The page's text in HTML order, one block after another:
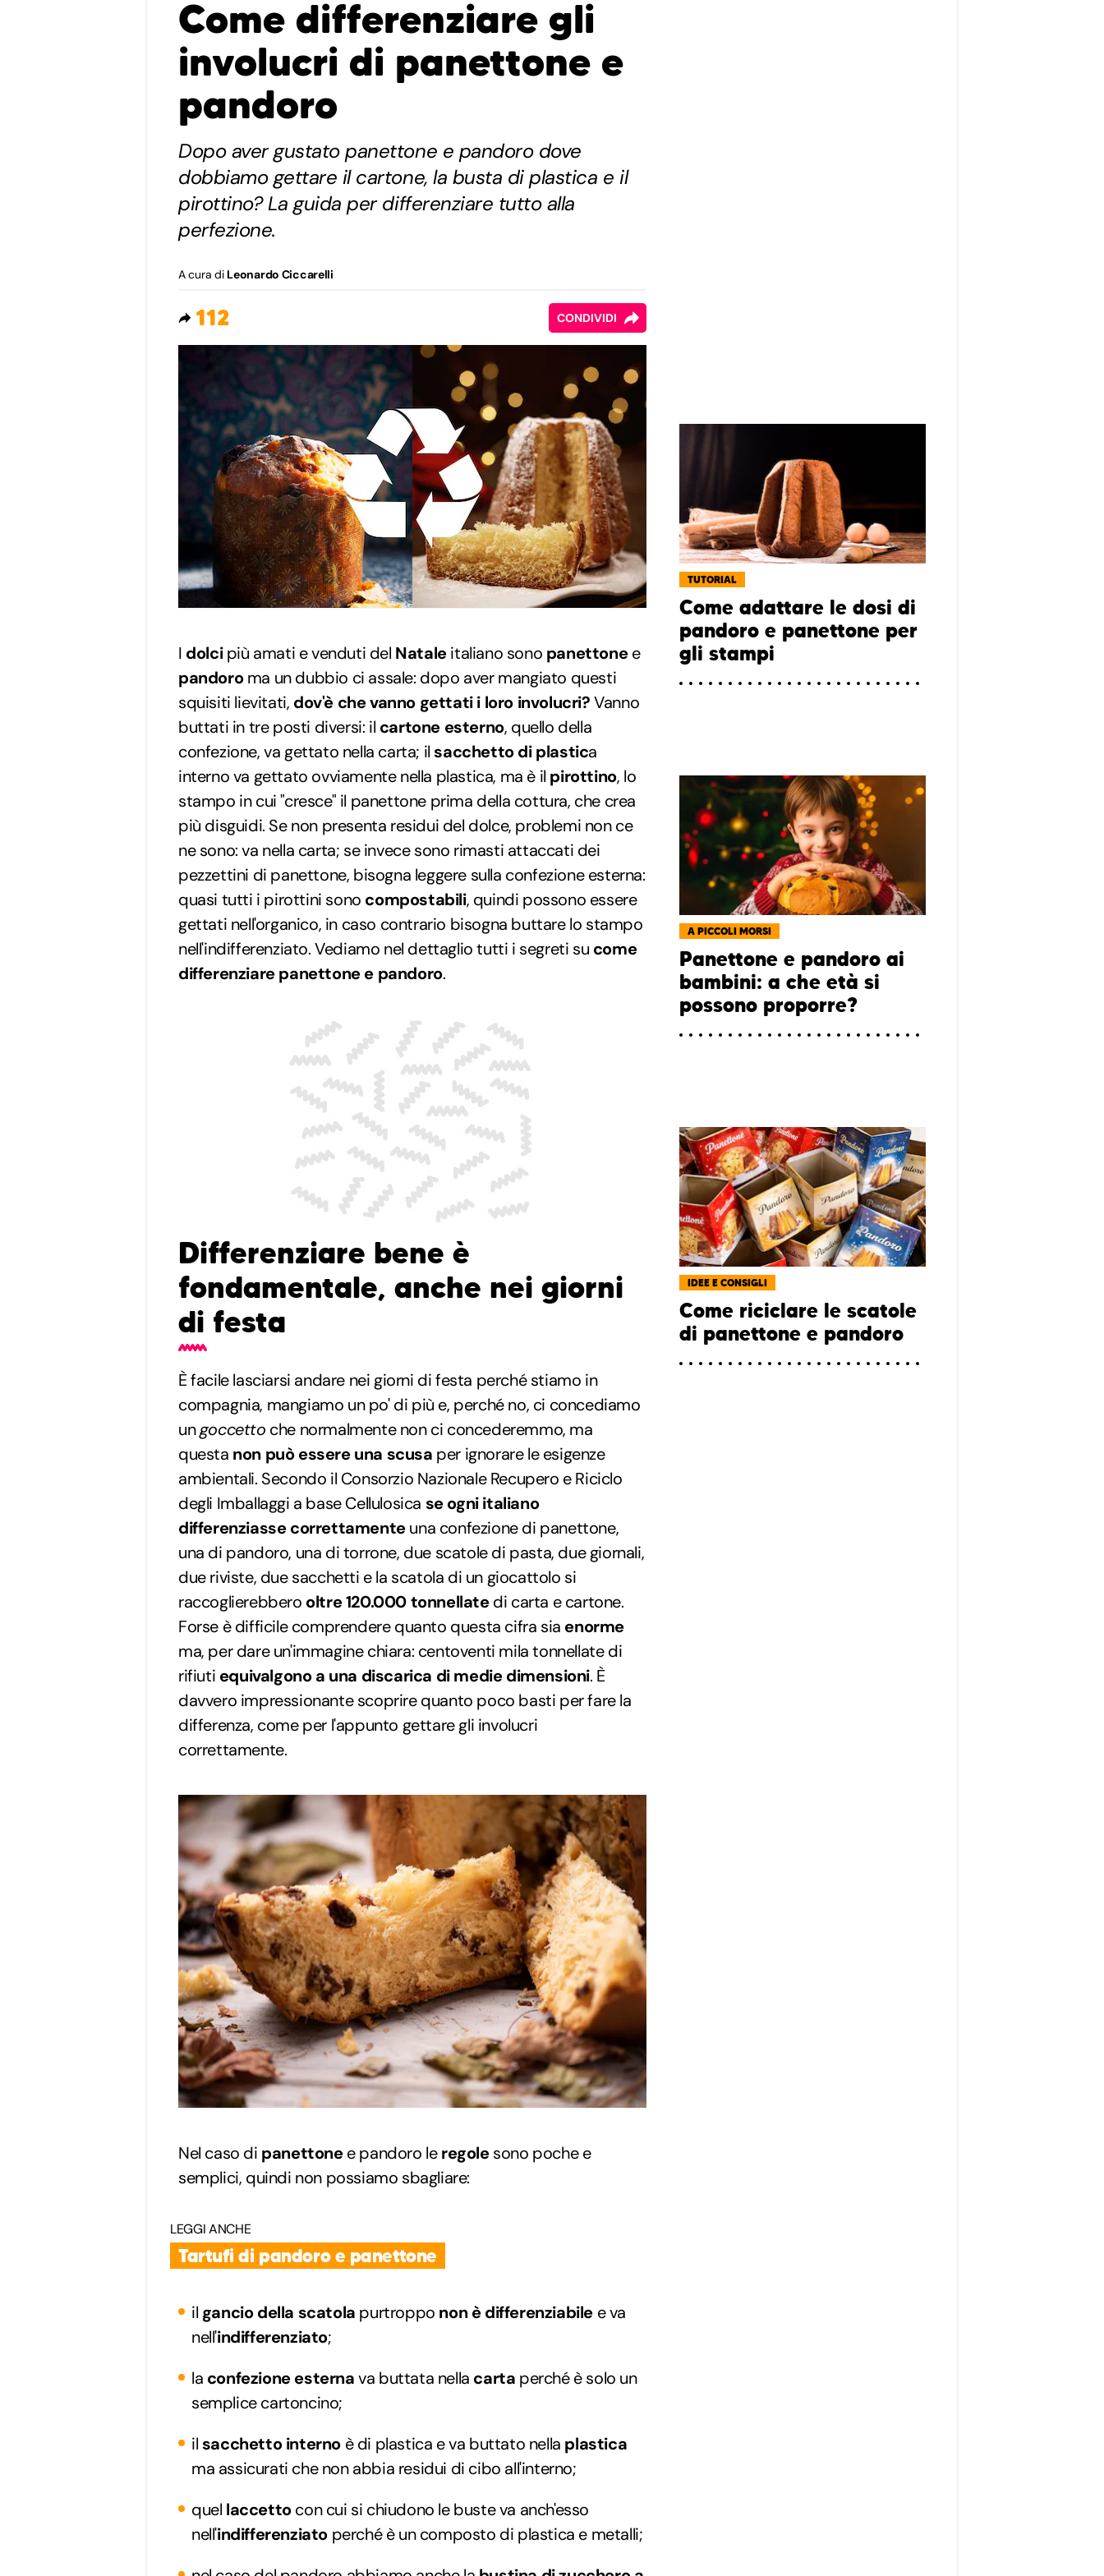
Come differenziare gli
involucri di panettone e
pandoro
Dopo aver gustato panettone e pandoro dove
dobbiamo gettare il cartone, la busta di plastica e il
pirottino? La guida per differenziare tutto alla
perfezione.
A cura di Leonardo Ciccarelli
112 CONDIVIDI
I dolcipiù amati e venduti del Nataleitaliano sono panettonee
pandoroma un dubbio ci assale: dopo aver mangiato questi
squisiti lievitati, dov'è che vanno gettati i loro involucri?Vanno
buttati in tre posti diversi: il cartone esterno, quello della
confezione, va gettato nella carta; il sacchetto di plastica
interno va gettato ovviamente nella plastica, ma è il pirottino, lo
stampo in cui "cresce" il panettone prima della cottura, che crea
più disguidi. Se non presenta residui del dolce, problemi non ce
ne sono: va nella carta; se invece sono rimasti attaccati dei
pezzettini di panettone, bisogna leggere sulla confezione esterna:
quasi tutti i pirottini sono compostabili, quindi possono essere
gettati nell'organico, in caso contrario bisogna buttare lo stampo
nell'indifferenziato. Vediamo nel dettaglio tutti i segreti su come
differenziare panettone e pandoro.
Differenziare bene è
fondamentale, anche nei giorni
di festa
È facile lasciarsi andare nei giorni di festa perché stiamo in
compagnia, mangiamo un po' di più e, perché no, ci concediamo
ungoccetto che normalmente non ci concederemmo, ma
questa non può essere una scusa per ignorare le esigenze
ambientali. Secondo il Consorzio Nazionale Recupero e Riciclo
degli Imballaggi a base Cellulosica se ogni italiano
differenziasse correttamenteuna confezione di panettone,
una di pandoro, una di torrone, due scatole di pasta, due giornali,
due riviste, due sacchetti e la scatola di un giocattolo si
raccoglierebbero oltre 120.000 tonnellatedi carta e cartone.
Forse è difficile comprendere quanto questa cifra sia enorme
ma, per dare un'immagine chiara: centoventi mila tonnellate di
rifiuti equivalgono a una discarica di medie dimensioni. È
davvero impressionante scoprire quanto poco basti per fare la
differenza, come per l'appunto gettare gli involucri
correttamente.
Nel caso di panettonee pandoro leregolesono poche e
semplici, quindi non possiamo sbagliare:
LEGGI ANCHE
Tartufi di pandoro e panettone
il gancio della scatola purtroppo non è differenziabile e va
nell'indifferenziato;
la confezione esternava buttata nella carta perché è solo un
semplice cartoncino;
il sacchetto interno è di plastica e va buttato nella plastica
ma assicurati che non abbia residui di cibo all'interno;
quel laccettocon cui si chiudono le buste va anch'esso
nell'indifferenziato perché è un composto di plastica e metalli;
TUTORIAL
Come adattare le dosi di
pandoro e panettone per
gli stampi
A PICCOLI MORSI
Panettone e pandoro ai
bambini: a che età si
possono proporre?
IDEE E CONSIGLI
Come riciclare le scatole
di panettone e pandoro